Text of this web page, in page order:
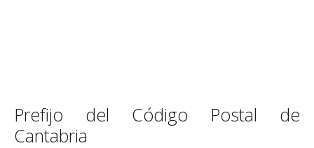
Prefijo del Código Postal de
Cantabria